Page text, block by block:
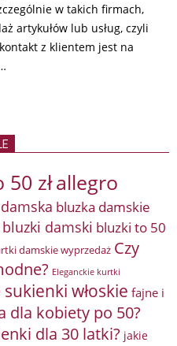
w takich firmach,
artykułów lub usług, czyli
z klientem jest na
złallegro
bluzka damskie
bluzki damski bluzki to 50
damskie wyprzedaż Czy
Eleganckie kurtki
włoskie fajne i
dla kobiety po 50?
dla 30 latki? jakie